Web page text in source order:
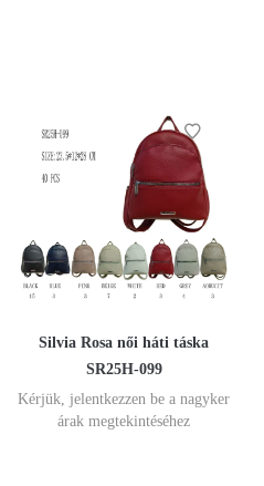
Silvia Rosa női háti táska
SR25H-099
Kérjük, jelentkezzen be a nagyker
árak megtekintéséhez